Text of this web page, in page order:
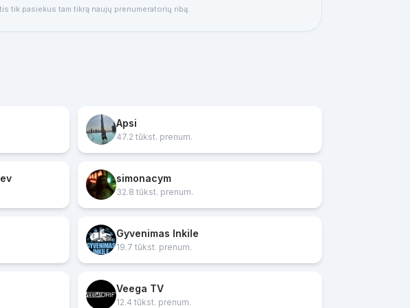
tik pasiekus tam tikrą naujų prenumeratorių ribą.
Apsi
47.2 tūkst. prenum.
simonacym
32.8 tūkst. prenum.
Gyvenimas Inkile
19.7 tūkst. prenum.
Veega TV
12.4 tūkst. prenum.